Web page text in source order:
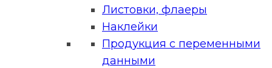
Листовки, флаеры
Наклейки
Продукция с переменными
данными